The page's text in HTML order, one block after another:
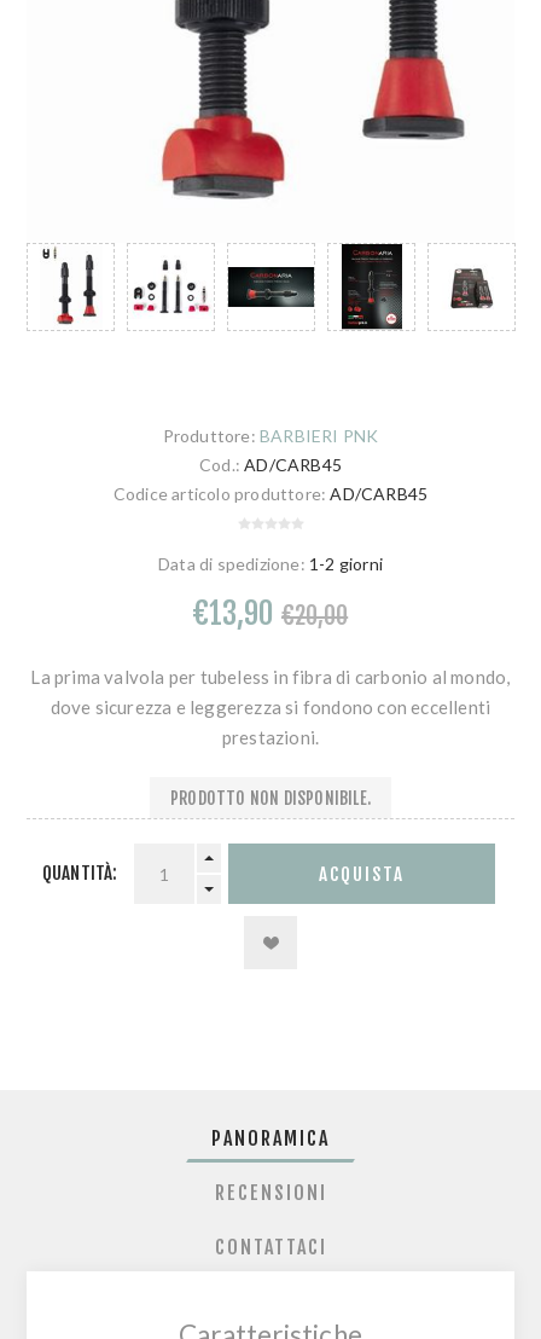
Produttore: BARBIERI PNK
Cod.: AD/CARB45
Codice articolo produttore: AD/CARB45
Data di spedizione: 1-2 giorni
€13,90 €20,00
La prima valvola per tubeless in fibra di carbonio al mondo,
dove sicurezza e leggerezza si fondono con eccellenti
prestazioni.
PRODOTTO NON DISPONIBILE.
QUANTITÀ:
PANORAMICA
RECENSIONI
CONTATTACI